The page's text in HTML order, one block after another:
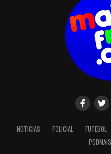
NOTICIAS POLICIAL FUTEBOL
PODMAIS